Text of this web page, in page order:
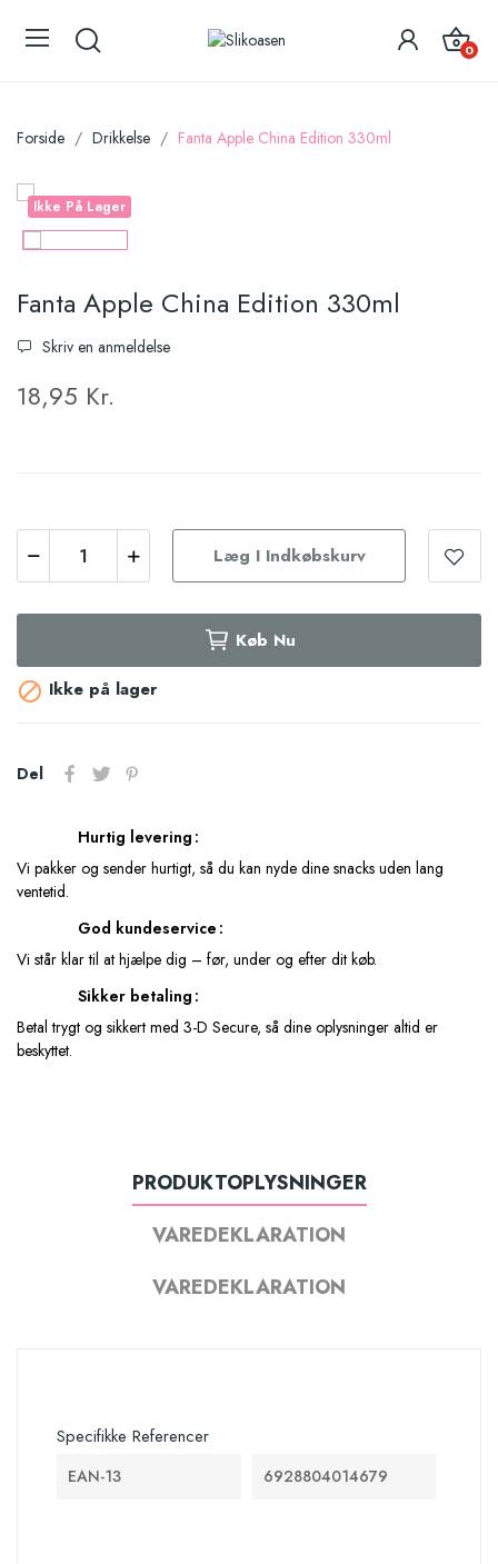
0
Forside Drikkelse Fanta Apple China Edition 330ml
Ikke På Lager
Fanta Apple China Edition 330ml
Skriv en anmeldelse
18,95 Kr.
Læg I Indkøbskurv
Køb Nu
 Ikke på lager
Del
Hurtig levering
Vi pakker og sender hurtigt, så du kan nyde dine snacks uden lang
ventetid.
God kundeservice
Vi står klar til at hjælpe dig – før, under og efter dit køb.
Sikker betaling
Betal trygt og sikkert med 3-D Secure, så dine oplysninger altid er
beskyttet.
PRODUKTOPLYSNINGER
VAREDEKLARATION
VAREDEKLARATION
Specifikke Referencer
EAN-13 6928804014679